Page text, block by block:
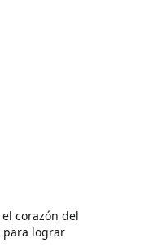
corazón del
para lograr